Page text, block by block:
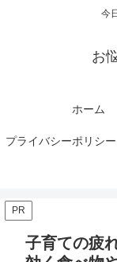
今
お
ホーム
プライバシーポリシ
PR
子育ての疲